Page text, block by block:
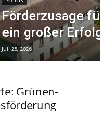
Förderzusage
ein großer
Juli 23, 2026
Grünen-